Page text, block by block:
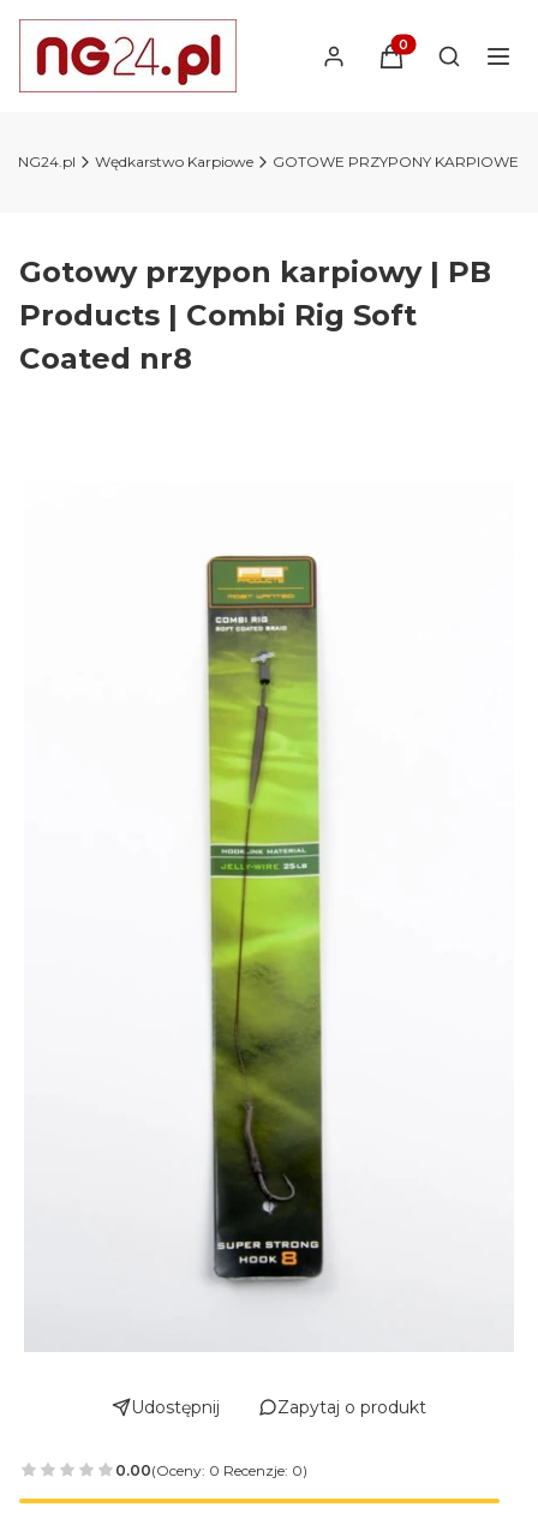
Produkty w
Otwórz
NG24.pl Wędkarstwo Karpiowe GOTOWE PRZYPONY KARPIOWE
Gotowy przypon karpiowy | PB
Products | Combi Rig Soft
Coated nr8
Udostępnij Zapytaj o produkt
0.00(Oceny: 0 Recenzje: 0)